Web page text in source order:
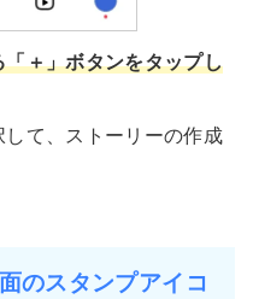
＋」ボタンをタップし
て、ストーリーの作成
のスタンプアイコ